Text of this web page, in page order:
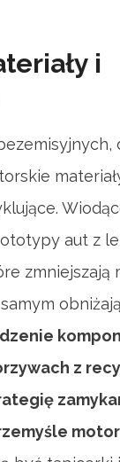
i
aut z
zmniejszają
z